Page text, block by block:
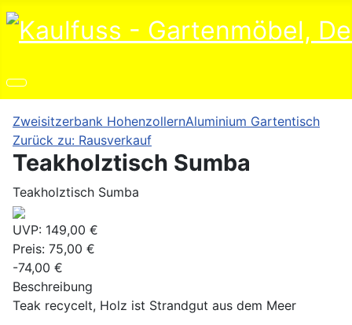
Zweisitzerbank HohenzollernAluminium Gartentisch
Zurück zu: Rausverkauf
Teakholztisch Sumba
Teakholztisch Sumba
UVP: 149,00 €
Preis: 75,00 €
-74,00 €
Beschreibung
Teak recycelt, Holz ist Strandgut aus dem Meer